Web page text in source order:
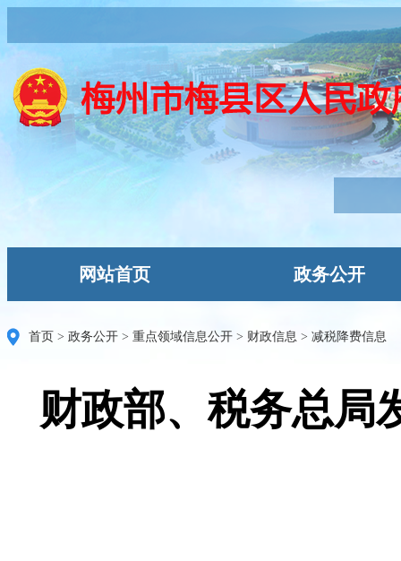
网站首页 政务公开
首页 > 政务公开 > 重点领域信息公开 > 财政信息 > 减税降费信息
财政部、税务总局